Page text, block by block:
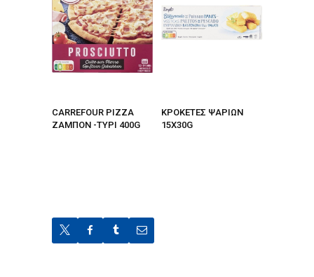
CARREFOUR PIZZA
ΖΑΜΠΟΝ -ΤΥΡΙ 400G
ΚΡΟΚΕΤΕΣ ΨΑΡΙΩΝ
15X30G